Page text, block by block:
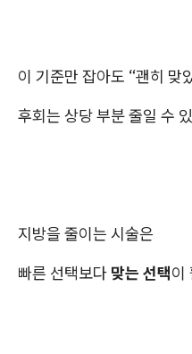
이 기준만 잡아도 “괜히 맞
후회는 상당 부분 줄일 수
지방을 줄이는 시술은
빠른 선택보다 맞는 선택이